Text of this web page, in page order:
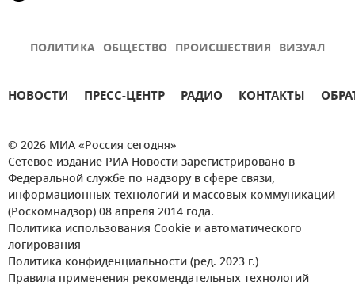
ПОЛИТИКА ОБЩЕСТВО ПРОИСШЕСТВИЯ ВИЗУАЛ
НОВОСТИ ПРЕСС-ЦЕНТР РАДИО КОНТАКТЫ
© 2026 МИА «Россия сегодня»
Сетевое издание РИА Новости зарегистрировано в
Федеральной службе по надзору в сфере связи,
информационных технологий и массовых коммуникаций
(Роскомнадзор) 08 апреля 2014 года.
Политика использования Cookie и автоматического
логирования
Политика конфиденциальности (ред. 2023 г.)
Правила применения рекомендательных технологий